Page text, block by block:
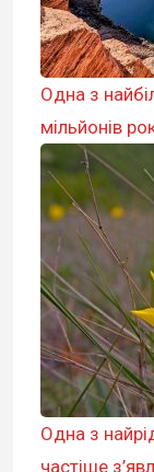
Одна з
мільйонів
Одна з
частіше